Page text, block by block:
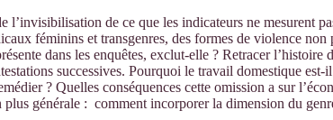
l’invisibilisation de ce que les indicateurs ne mesurent
féminins et transgenres, des formes de violence
dans les enquêtes, exclut-elle ? Retracer l’histoire
successives. Pourquoi le travail domestique
? Quelles conséquences cette omission a sur
plus générale : comment incorporer la dimension du